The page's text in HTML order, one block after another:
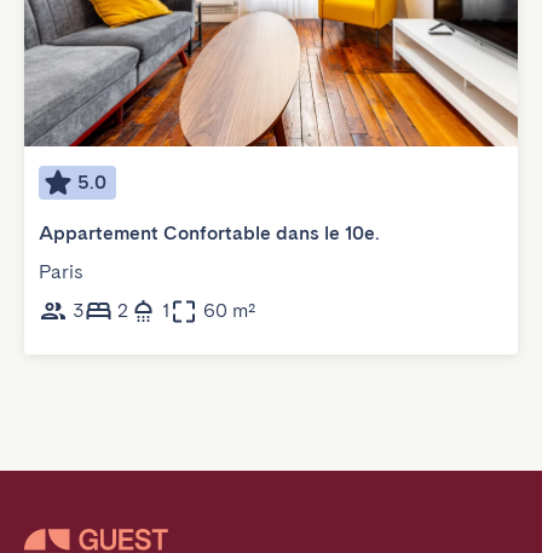
5.0
Appartement Confortable dans le 10e.
Paris
3
2 1 60 m²